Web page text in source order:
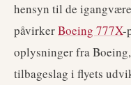
hensyn til de
påvirkerBoeing 777X-
oplysninger fra
tilbageslag i flyets